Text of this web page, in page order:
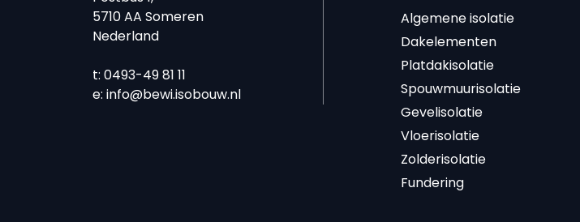
5710 AA Someren
Nederland
t: 0493-49 81 11
e: info@bewi.isobouw.nl
Algemene isolatie
Dakelementen
Platdakisolatie
Spouwmuurisolatie
Gevelisolatie
Vloerisolatie
Zolderisolatie
Fundering